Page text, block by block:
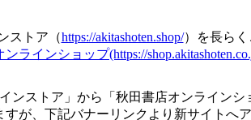
ストア（https://akitashoten.shop/）を長らく
ラインショップ(https://
ンストア」から「秋田書店オンライン
すが、下記バナーリンクより新サイトへ